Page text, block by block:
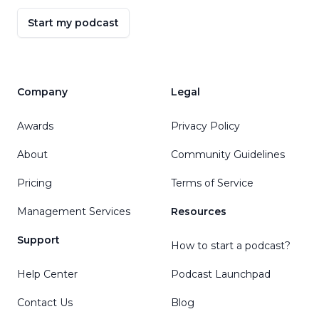
Start my podcast
Company
Awards
About
Pricing
Management Services
Support
Help Center
Contact Us
Legal
Privacy Policy
Community Guidelines
Terms of Service
Resources
How to start a podcast?
Podcast Launchpad
Blog